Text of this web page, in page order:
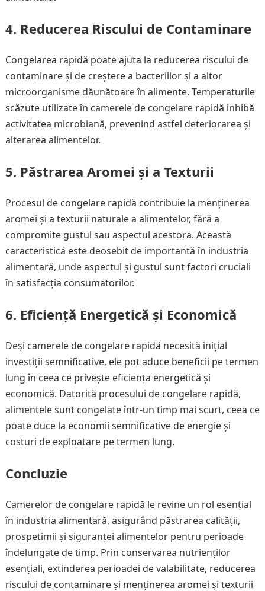
4. Reducerea Riscului de Contaminare
Congelarea rapidă poate ajuta la reducerea riscului de
contaminare și de creștere a bacteriilor și a altor
microorganisme dăunătoare în alimente. Temperaturile
scăzute utilizate în camerele de congelare rapidă inhibă
activitatea microbiană, prevenind astfel deteriorarea și
alterarea alimentelor.
5. Păstrarea Aromei și a Texturii
Procesul de congelare rapidă contribuie la menținerea
aromei și a texturii naturale a alimentelor, fără a
compromite gustul sau aspectul acestora. Această
caracteristică este deosebit de importantă în industria
alimentară, unde aspectul și gustul sunt factori cruciali
în satisfacția consumatorilor.
6. Eficiență Energetică și Economică
Deși camerele de congelare rapidă necesită inițial
investiții semnificative, ele pot aduce beneficii pe termen
lung în ceea ce privește eficiența energetică și
economică. Datorită procesului de congelare rapidă,
alimentele sunt congelate într-un timp mai scurt, ceea ce
poate duce la economii semnificative de energie și
costuri de exploatare pe termen lung.
Concluzie
Camerelor de congelare rapidă le revine un rol esențial
în industria alimentară, asigurând păstrarea calității,
prospetimii și siguranței alimentelor pentru perioade
îndelungate de timp. Prin conservarea nutrienților
esențiali, extinderea perioadei de valabilitate, reducerea
riscului de contaminare și menținerea aromei și texturii